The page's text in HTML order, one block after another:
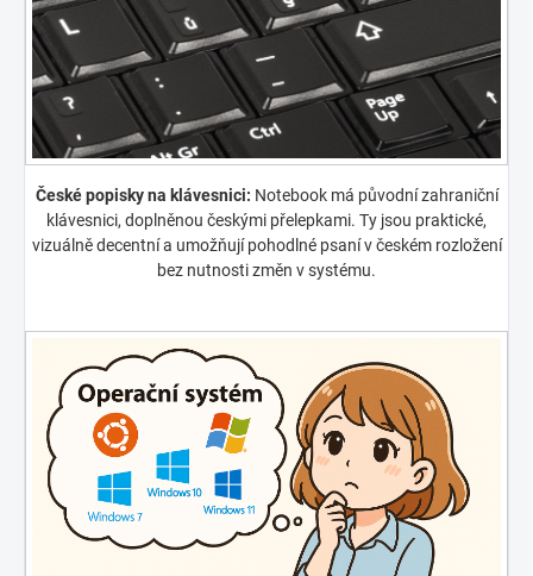
České popisky na klávesnici: Notebook má původní zahraniční
klávesnici, doplněnou českými přelepkami. Ty jsou praktické,
vizuálně decentní a umožňují pohodlné psaní v českém rozložení
bez nutnosti změn v systému.